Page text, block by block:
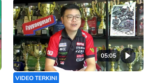
05:05
VIDEO TERKINI